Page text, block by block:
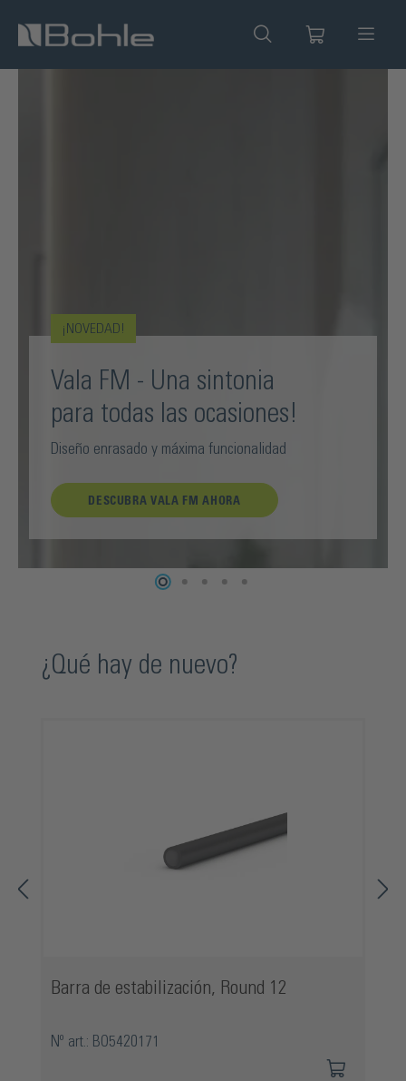
principal
¡NOVEDAD!
Vala FM - Una sintonia
para todas las ocasiones!
Diseño enrasado y máxima funcionalidad
DESCUBRA VALA FM AHORA
Omitir la galería de productos
¿Qué hay de nuevo?
Barra de estabilización, Round 12
Nº art.: BO5420171